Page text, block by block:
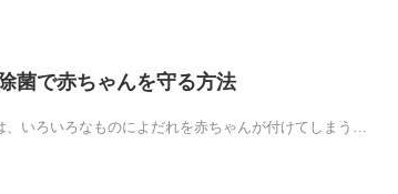
菌で赤ちゃんを守る方法
、いろいろなものによだれを赤ちゃんが付けてしまう…